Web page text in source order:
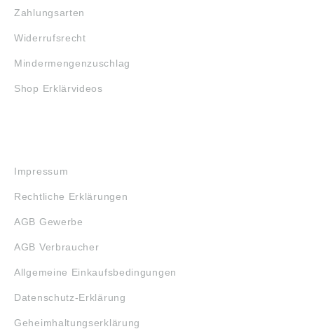
Zahlungsarten
Widerrufsrecht
Mindermengenzuschlag
Shop Erklärvideos
Impressum
Rechtliche Erklärungen
AGB Gewerbe
AGB Verbraucher
Allgemeine Einkaufsbedingungen
Datenschutz-Erklärung
Geheimhaltungserklärung